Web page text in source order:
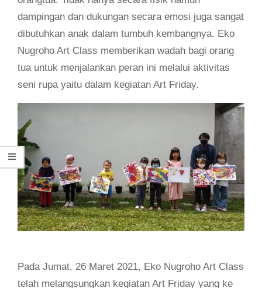
dampingan dan dukungan secara emosi juga sangat
dibutuhkan anak dalam tumbuh kembangnya. Eko
Nugroho Art Class memberikan wadah bagi orang
tua untuk menjalankan peran ini melalui aktivitas
seni rupa yaitu dalam kegiatan Art Friday.
Pada Jumat, 26 Maret 2021, Eko Nugroho Art Class
telah melangsungkan kegiatan Art Friday yang ke